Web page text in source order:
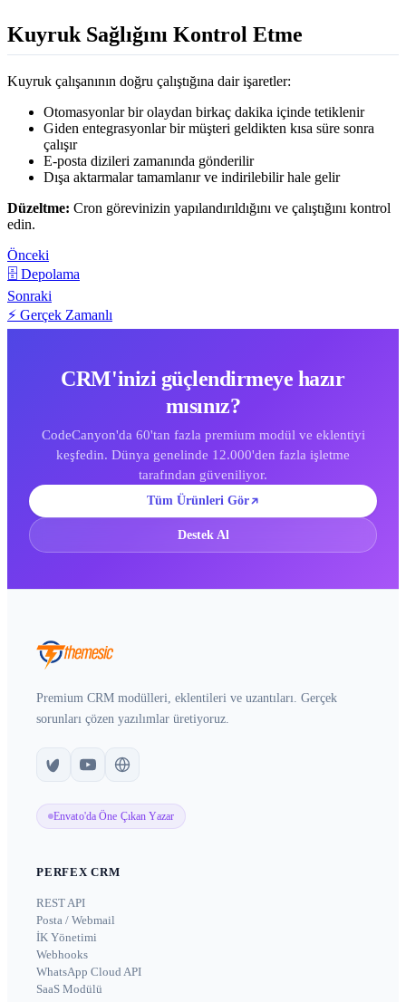
Kuyruk Sağlığını Kontrol Etme
Kuyruk çalışanının doğru çalıştığına dair işaretler:
Otomasyonlar bir olaydan birkaç dakika içinde tetiklenir
Giden entegrasyonlar bir müşteri geldikten kısa süre sonra
çalışır
E-posta dizileri zamanında gönderilir
Dışa aktarmalar tamamlanır ve indirilebilir hale gelir
Düzeltme: Cron görevinizin yapılandırıldığını ve çalıştığını kontrol
edin.
Önceki
🗄️ Depolama
Sonraki
⚡ Gerçek Zamanlı
CRM'inizi güçlendirmeye hazır
mısınız?
CodeCanyon'da 60'tan fazla premium modül ve eklentiyi
keşfedin. Dünya genelinde 12.000'den fazla işletme
tarafından güveniliyor.
Tüm Ürünleri Gör
Destek Al
Premium CRM modülleri, eklentileri ve uzantıları. Gerçek
sorunları çözen yazılımlar üretiyoruz.
Envato'da Öne Çıkan Yazar
PERFEX CRM
REST API
Posta / Webmail
İK Yönetimi
Webhooks
WhatsApp Cloud API
SaaS Modülü